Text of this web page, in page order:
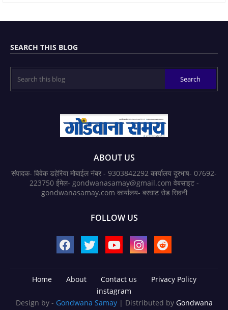
SEARCH THIS BLOG
ABOUT US
संपादक- विवेक डहेरिया मोबाईल नंबर - 9303842292 कार्यालय दूरभाष- 07692-
223750 ईमेल- gondwanasamay@gmail.com वेबसाइट -
gondwanasamay.com कार्यालय- बरघाट रोड सिवनी
FOLLOW US
Home About Contact us
Privacy Policy
instagram
Design by - Gondwana Samay | Distributed by Gondwana